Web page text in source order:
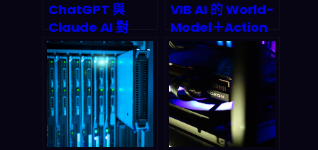
ChatGPT 與
Claude AI 對
XRP 2026 Q3 破
$3 的預測為何出
現嚴重分歧？深度
拆解兩大模型的邏
輯裂縫
VIB AI 的 World-
Model＋Action
Agents：2026
企業怎麼把「會做
事」的代理串進流
程？